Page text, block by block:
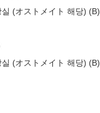
(オストメイト 해당) (B)
(オストメイト 해당) (B)